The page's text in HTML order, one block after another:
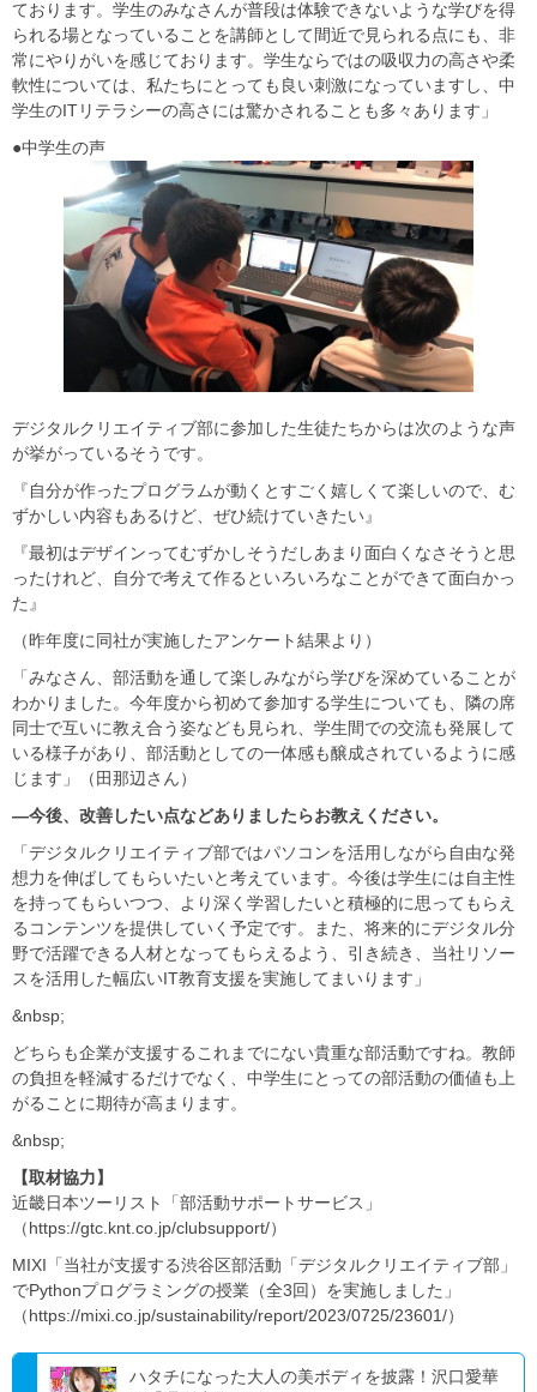
ております。学生のみなさんが普段は体験できないような学びを得
られる場となっていることを講師として間近で見られる点にも、非
常にやりがいを感じております。学生ならではの吸収力の高さや柔
軟性については、私たちにとっても良い刺激になっていますし、中
学生のITリテラシーの高さには驚かされることも多々あります」
●中学生の声
デジタルクリエイティブ部に参加した生徒たちからは次のような声
が挙がっているそうです。
『自分が作ったプログラムが動くとすごく嬉しくて楽しいので、む
ずかしい内容もあるけど、ぜひ続けていきたい』
『最初はデザインってむずかしそうだしあまり面白くなさそうと思
ったけれど、自分で考えて作るといろいろなことができて面白かっ
た』
（昨年度に同社が実施したアンケート結果より）
「みなさん、部活動を通して楽しみながら学びを深めていることが
わかりました。今年度から初めて参加する学生についても、隣の席
同士で互いに教え合う姿なども見られ、学生間での交流も発展して
いる様子があり、部活動としての一体感も醸成されているように感
じます」（田那辺さん）
―今後、改善したい点などありましたらお教えください。
「デジタルクリエイティブ部ではパソコンを活用しながら自由な発
想力を伸ばしてもらいたいと考えています。今後は学生には自主性
を持ってもらいつつ、より深く学習したいと積極的に思ってもらえ
るコンテンツを提供していく予定です。また、将来的にデジタル分
野で活躍できる人材となってもらえるよう、引き続き、当社リソー
スを活用した幅広いIT教育支援を実施してまいります」
&nbsp;
どちらも企業が支援するこれまでにない貴重な部活動ですね。教師
の負担を軽減するだけでなく、中学生にとっての部活動の価値も上
がることに期待が高まります。
&nbsp;
【取材協力】
近畿日本ツーリスト「部活動サポートサービス」
（https://gtc.knt.co.jp/clubsupport/）
MIXI「当社が支援する渋谷区部活動「デジタルクリエイティブ部」
でPythonプログラミングの授業（全3回）を実施しました」
（https://mixi.co.jp/sustainability/report/2023/0725/23601/）
ハタチになった大人の美ボディを披露！沢口愛華